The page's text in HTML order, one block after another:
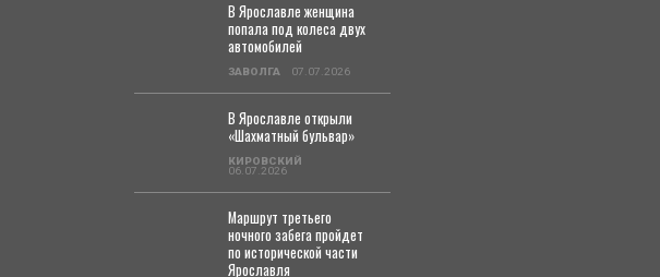
В Ярославле женщина
попала под колеса двух
автомобилей
ЗАВОЛГА 07.07.2026
В Ярославле открыли
«Шахматный бульвар»
КИРОВСКИЙ
06.07.2026
Маршрут третьего
ночного забега пройдет
по исторической части
Ярославля